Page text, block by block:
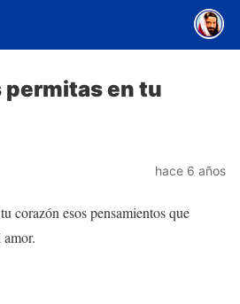
permitas en tu
hace 6 años
corazón esos pensamientos que